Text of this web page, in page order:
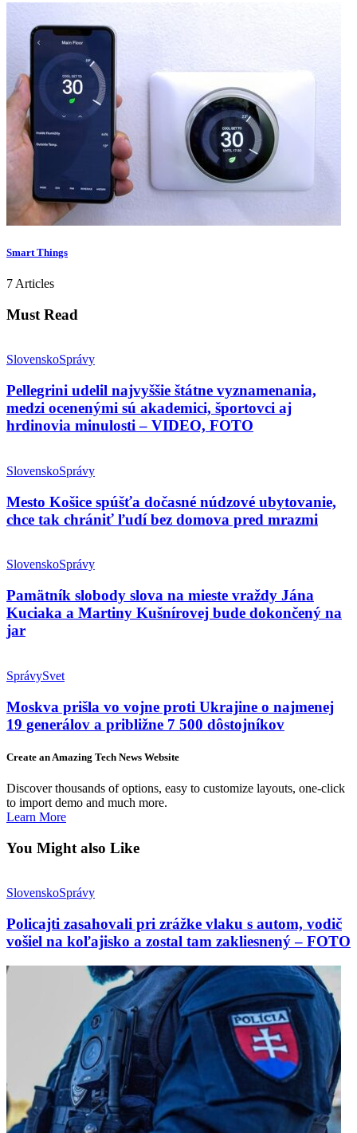
Smart Things
7 Articles
Must Read
SlovenskoSprávy
Pellegrini udelil najvyššie štátne vyznamenania,
medzi ocenenými sú akademici, športovci aj
hrdinovia minulosti – VIDEO, FOTO
SlovenskoSprávy
Mesto Košice spúšťa dočasné núdzové ubytovanie,
chce tak chrániť ľudí bez domova pred mrazmi
SlovenskoSprávy
Pamätník slobody slova na mieste vraždy Jána
Kuciaka a Martiny Kušnírovej bude dokončený na
jar
SprávySvet
Moskva prišla vo vojne proti Ukrajine o najmenej
19 generálov a približne 7 500 dôstojníkov
Create an Amazing Tech News Website
Discover thousands of options, easy to customize layouts, one-click
to import demo and much more.
Learn More
You Might also Like
SlovenskoSprávy
Policajti zasahovali pri zrážke vlaku s autom, vodič
vošiel na koľajisko a zostal tam zakliesnený – FOTO